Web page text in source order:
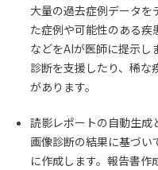
大量の過去症例データを
た症例や可能性のある
などをAIが医師に提示し
診断を支援したり、稀な
があります。
読影レポートの自動生成
画像診断の結果に基づい
に作成します。報告書